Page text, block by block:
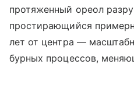
протяженный ореол
простирающийся
лет от центра —
бурных процессов,